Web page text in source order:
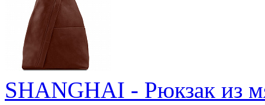
SHANGHAI - Рюкзак из